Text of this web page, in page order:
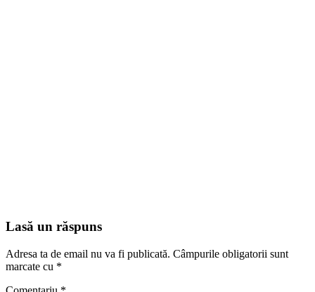
Lasă un răspuns
Adresa ta de email nu va fi publicată. Câmpurile obligatorii sunt
marcate cu *